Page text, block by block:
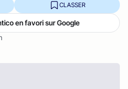
CLASSER
en favori sur Google